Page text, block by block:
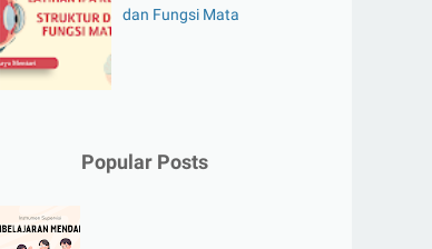
dan Fungsi Mata
Popular Posts